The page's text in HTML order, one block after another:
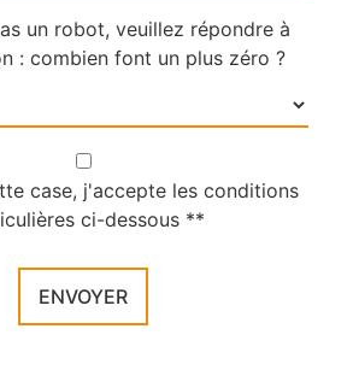
un robot, veuillez répondre à
: combien font un plus zéro ?
case, j'accepte les conditions
ci-dessous **
ENVOYER